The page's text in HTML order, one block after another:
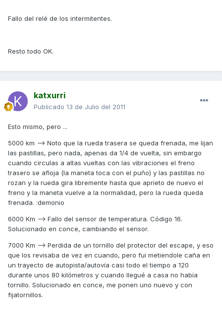
Fallo del relé de los intermitentes.
Resto todo OK.
katxurri
Publicado 13 de Julio del 2011
Esto mismo, pero ...
5000 km --> Noto que la rueda trasera se queda frenada, me lijan
las pastillas, pero nada, apenas da 1/4 de vuelta, sin embargo
cuando circulas a altas vueltas con las vibraciones el freno
trasero se afloja (la maneta toca con el puño) y las pastillas no
rozan y la rueda gira libremente hasta que aprieto de nuevo el
freno y la maneta vuelve a la normalidad, pero la rueda queda
frenada. :demonio
6000 Km --> Fallo del sensor de temperatura. Código 16.
Solucionado en conce, cambiando el sensor.
7000 Km --> Perdida de un tornillo del protector del escape, y eso
que los revisaba de vez en cuando, pero fui metiendole caña en
un trayecto de autopista/autovía casi todo el tiempo a 120
durante unos 80 kilómetros y cuando llegué a casa no había
tornillo. Solucionado en conce, me ponen uno nuevo y con
fijatornillos.